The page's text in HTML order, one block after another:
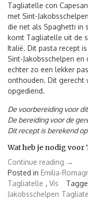
Tagliatelle con
met Sint-
die net als Spaghetti in
komt Tagliatelle uit de
Italië. Dit pasta recept
Sint-Jakobsschelpen
echter zo een lekker
onthouden. Dit gerecht
opgediend.
De voorbereiding voor
De bereiding voor de
Dit recept is berekend
Wat heb je nodig voor
Continue reading
con
→
Posted in Emilia-
Tagliatelle , Vis
Jakobsschelpen